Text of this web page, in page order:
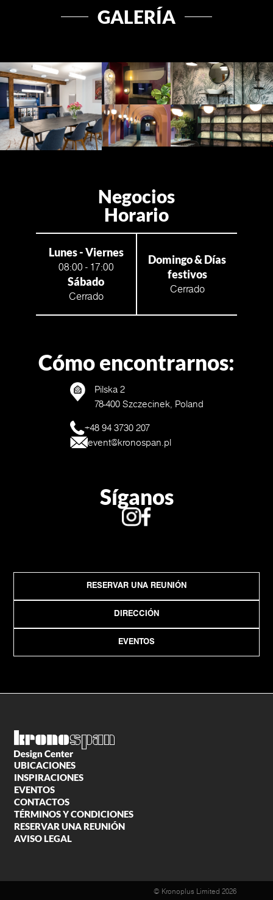
GALERÍA
Negocios
Horario
Lunes - Viernes
08:00 - 17:00
Sábado
Cerrado
Domingo & Días
festivos
Cerrado
Cómo encontrarnos:
Pilska 2
78-400 Szczecinek, Poland
+48 94 3730 207
event@kronospan.pl
Síganos
RESERVAR UNA REUNIÓN
DIRECCIÓN
EVENTOS
UBICACIONES
INSPIRACIONES
EVENTOS
CONTACTOS
TÉRMINOS Y CONDICIONES
RESERVAR UNA REUNIÓN
AVISO LEGAL
© Kronoplus Limited 2026